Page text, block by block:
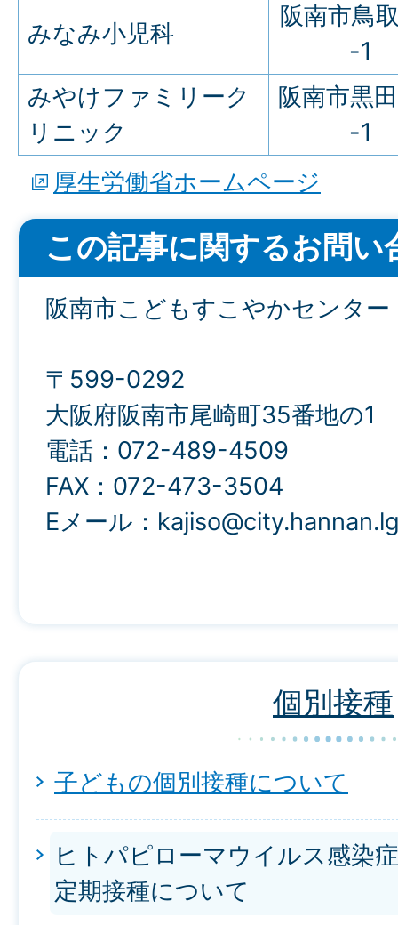
みなみ小児科
阪南市鳥
-1
みやけファミリーク
リニック
阪南市黒
-1
厚生労働省ホームページ
この記事に関するお問い
阪南市こどもすこやかセンター
〒599-0292
大阪府阪南市尾崎町35番地の1
電話：072-489-4509
FAX：072-473-3504
Eメール：
個別接種
子どもの個別接種について
ヒトパピローマウイルス感染
定期接種について